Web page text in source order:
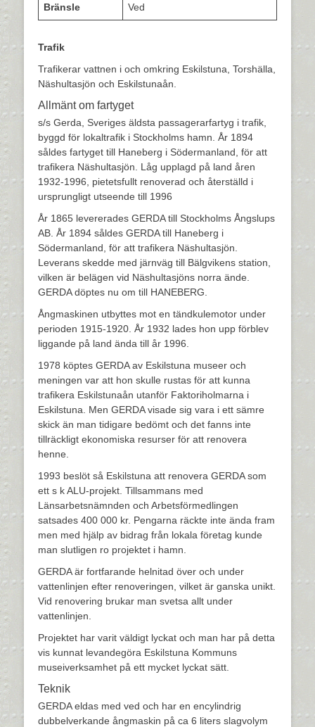
Bränsle Ved
Trafik
Trafikerar vattnen i och omkring Eskilstuna, Torshälla,
Näshultasjön och Eskilstunaån.
Allmänt om fartyget
s/s Gerda, Sveriges äldsta passagerarfartyg i trafik,
byggd för lokaltrafik i Stockholms hamn. År 1894
såldes fartyget till Haneberg i Södermanland, för att
trafikera Näshultasjön. Låg upplagd på land åren
1932-1996, pietetsfullt renoverad och återställd i
ursprungligt utseende till 1996
År 1865 levererades GERDA till Stockholms Ångslups
AB. År 1894 såldes GERDA till Haneberg i
Södermanland, för att trafikera Näshultasjön.
Leverans skedde med järnväg till Bälgvikens station,
vilken är belägen vid Näshultasjöns norra ände.
GERDA döptes nu om till HANEBERG.
Ångmaskinen utbyttes mot en tändkulemotor under
perioden 1915-1920. År 1932 lades hon upp förblev
liggande på land ända till år 1996.
1978 köptes GERDA av Eskilstuna museer och
meningen var att hon skulle rustas för att kunna
trafikera Eskilstunaån utanför Faktoriholmarna i
Eskilstuna. Men GERDA visade sig vara i ett sämre
skick än man tidigare bedömt och det fanns inte
tillräckligt ekonomiska resurser för att renovera
henne.
1993 beslöt så Eskilstuna att renovera GERDA som
ett s k ALU-projekt. Tillsammans med
Länsarbetsnämnden och Arbetsförmedlingen
satsades 400 000 kr. Pengarna räckte inte ända fram
men med hjälp av bidrag från lokala företag kunde
man slutligen ro projektet i hamn.
GERDA är fortfarande helnitad över och under
vattenlinjen efter renoveringen, vilket är ganska unikt.
Vid renovering brukar man svetsa allt under
vattenlinjen.
Projektet har varit väldigt lyckat och man har på detta
vis kunnat levandegöra Eskilstuna Kommuns
museiverksamhet på ett mycket lyckat sätt.
Teknik
GERDA eldas med ved och har en encylindrig
dubbelverkande ångmaskin på ca 6 liters slagvolym